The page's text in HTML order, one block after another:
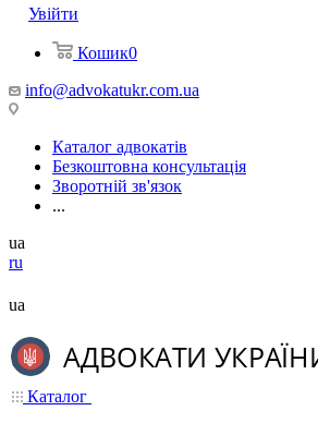
Увійти
Кошик0
info@advokatukr.com.ua
Каталог адвокатів
Безкоштовна консультація
Зворотній зв'язок
...
ua
ru
ua
Каталог